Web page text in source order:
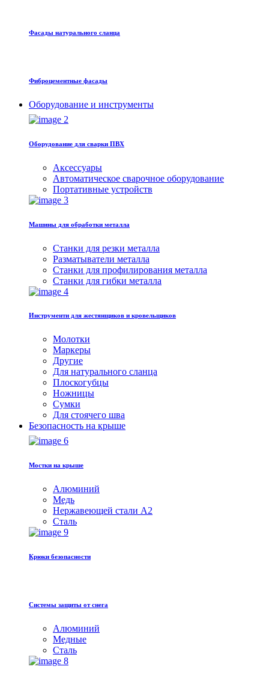
Фасады натурального сланца
Фиброцементные фасады
Оборудование и инструменты
Оборудование для сварки ПВХ
Аксессуары
Автоматическое сварочное оборудование
Портативные устройств
Машины для обработки металла
Станки для резки металла
Разматыватели металла
Станки для профилирования металла
Станки для гибки металла
Инструменти для жестянщиков и кровельщиков
Молотки
Маркеры
Другие
Для натурального сланца
Плоскогубцы
Ножницы
Сумки
Для стоячего шва
Безопасность на крыше
Мостки на крыше
Алюминий
Медь
Hержавеющей стали A2
Сталь
Крюки безопасности
Системы защиты от снега
Алюминий
Медные
Сталь